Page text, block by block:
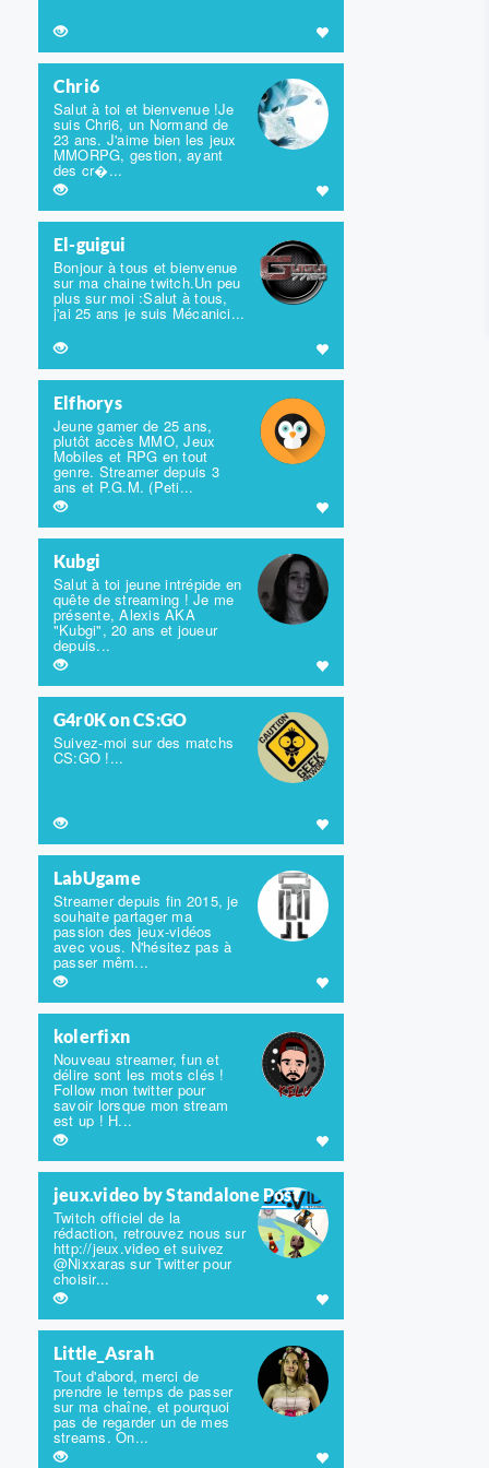
Chri6
Salut à toi et bienvenue !Je
suis Chri6, un Normand de
23 ans. J'aime bien les jeux
MMORPG, gestion, ayant
des cr�...
El-guigui
Bonjour à tous et bienvenue
sur ma chaine twitch.Un peu
plus sur moi :Salut à tous,
j'ai 25 ans je suis Mécanici...
Elfhorys
Jeune gamer de 25 ans,
plutôt accès MMO, Jeux
Mobiles et RPG en tout
genre. Streamer depuis 3
ans et P.G.M. (Peti...
Kubgi
Salut à toi jeune intrépide en
quête de streaming ! Je me
présente, Alexis AKA
"Kubgi", 20 ans et joueur
depuis...
G4r0K on CS:GO
Suivez-moi sur des matchs
CS:GO !...
LabUgame
Streamer depuis fin 2015, je
souhaite partager ma
passion des jeux-vidéos
avec vous. N'hésitez pas à
passer mêm...
kolerfixn
Nouveau streamer, fun et
délire sont les mots clés !
Follow mon twitter pour
savoir lorsque mon stream
est up ! H...
jeux.video by Standalone Post
Twitch officiel de la
rédaction, retrouvez nous sur
http://jeux.video et suivez
@Nixxaras sur Twitter pour
choisir...
Little_Asrah
Tout d'abord, merci de
prendre le temps de passer
sur ma chaîne, et pourquoi
pas de regarder un de mes
streams. On...